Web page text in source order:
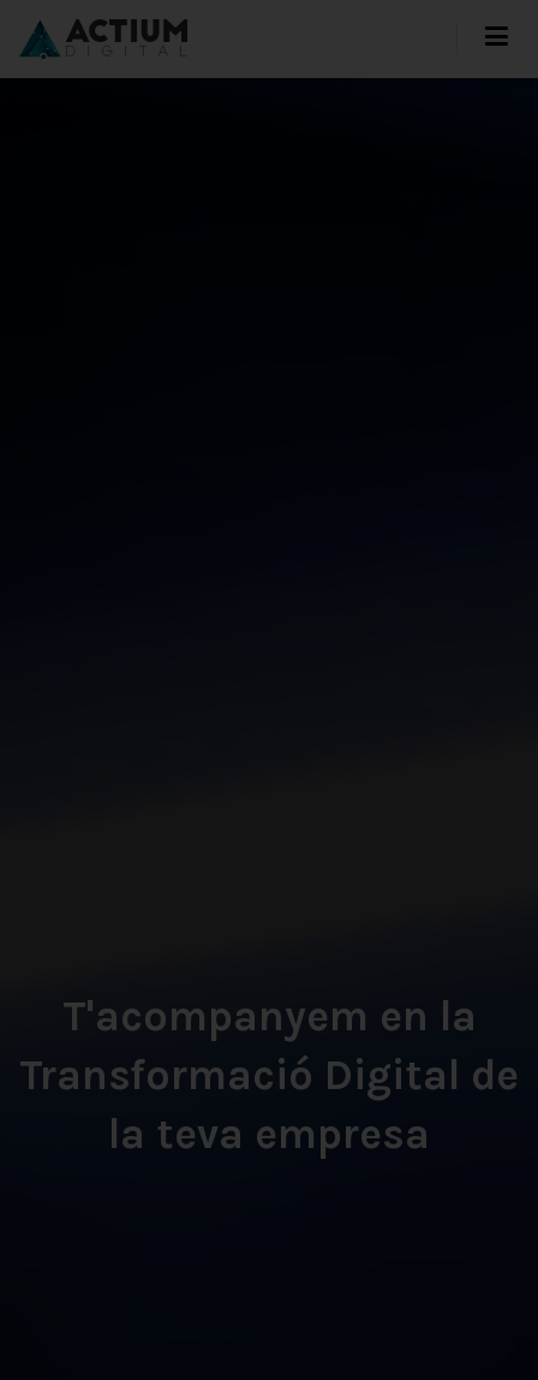
T'acompanyem en la
Transformació Digital de
la teva empresa